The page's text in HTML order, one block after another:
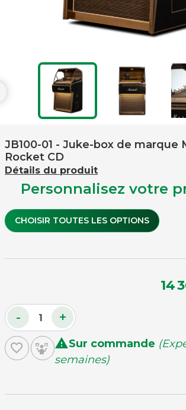
JB100-01 - Juke-box de marque
Rocket CD
Détails du produit
Personnalisez votre
CHOISIR TOUTES LES OPTIONS
set de 80 CD
Monnayeur juke-box
Housse de protection
14
- +
favorite_border Sur commande
semaines)